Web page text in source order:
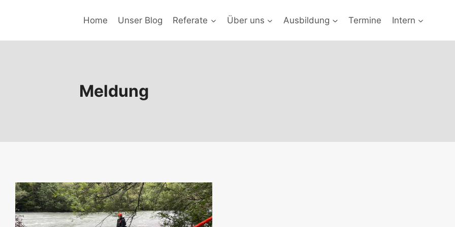
Home Unser Blog Referate Über uns Ausbildung Termine Intern
Meldung